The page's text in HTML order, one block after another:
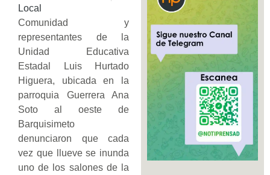
Local
Comunidad y
representantes de la
Unidad Educativa
Estadal Luis Hurtado
Higuera, ubicada en la
parroquia Guerrera Ana
Soto al oeste de
Barquisimeto
denunciaron que cada
vez que llueve se inunda
uno de los salones de la